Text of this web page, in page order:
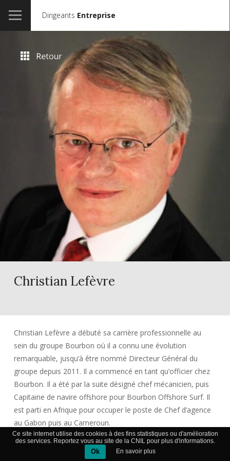
Dirigeants Entreprise
Christian Lefèvre
Christian Lefèvre a débuté sa carrière professionnelle au
sein du groupe Bourbon où il a connu une évolution
remarquable, jusqu’à être nommé Directeur Général du
groupe depuis 2011. Il a commencé en tant qu’officier chez
Bourbon. Il a été par la suite désigné chef mécanicien, puis
Capitaine de navire offshore pour Bourbon Offshore Surf. Il
est parti en Afrique pour occuper le poste de Chef d’agence
au Gabon puis au Cameroun.
De 1990 à 1995, il est nommé Directeur des opérations de
Bourbon Offshore Surf, puis Directeur Générale de Bourbon
Ce site internet utilise des cookies à des fins statistiques ou d'amélioration
des services. Reportez vous au site de la CNIL pour plus d'informations.
Ok En savoir plus